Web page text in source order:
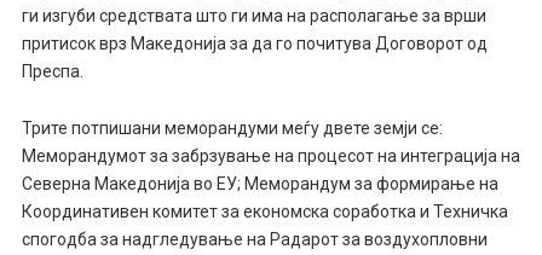
ги изгуби средствата што ги има на располагање за врши
притисок врз Македонија за да го почитува Договорот од
Преспа.
Трите потпишани меморандуми меѓу двете земји се:
Меморандумот за забрзување на процесот на интеграција на
Северна Македонија во ЕУ; Меморандум за формирање на
Координативен комитет за економска соработка и Техничка
спогодба за надгледување на Радарот за воздухопловни